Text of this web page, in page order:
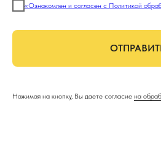
«Ознакомлен и согласен с Политикой
Нажимая на кнопку, Вы даете согласие на